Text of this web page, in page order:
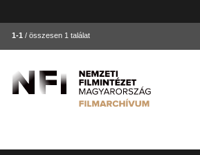
1-1 / összesen 1 találat